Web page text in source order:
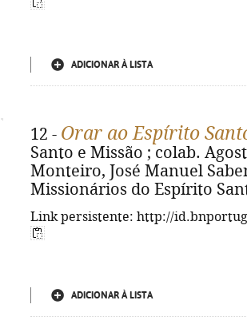
ADICIONAR À LISTA
12 - Orar ao Espírito
Santo e Missão ; colab.
Monteiro, José Manuel
Missionários do Espírito
Link persistente: http://
ADICIONAR À LISTA